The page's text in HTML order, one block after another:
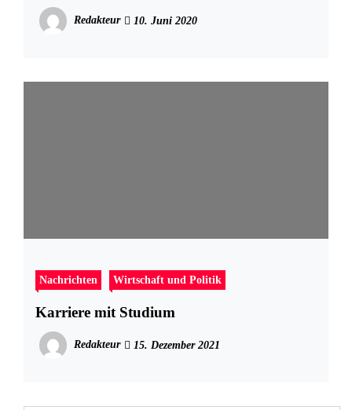
Redakteur 10. Juni 2020
Nachrichten Wirtschaft und Politik
Karriere mit Studium
Redakteur 15. Dezember 2021